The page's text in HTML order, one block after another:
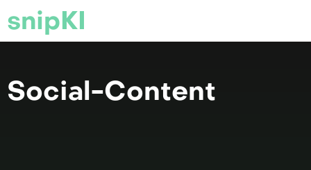
snipKI
Social-Content